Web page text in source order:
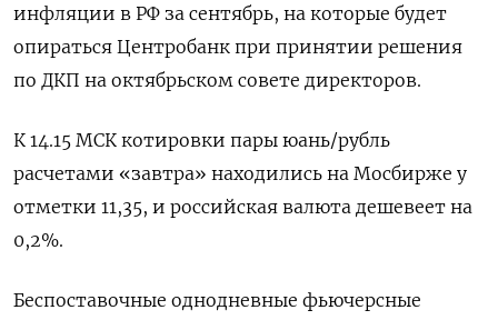
инфляции в РФ за сентябрь, на которые будет
опираться Центробанк при принятии решения
по ДКП на октябрьском совете директоров.
К 14.15 МСК котировки пары юань/рубль
расчетами «завтра» находились на Мосбирже у
отметки 11,35, и российская валюта дешевеет на
0,2%.
Беспоставочные однодневные фьючерсные